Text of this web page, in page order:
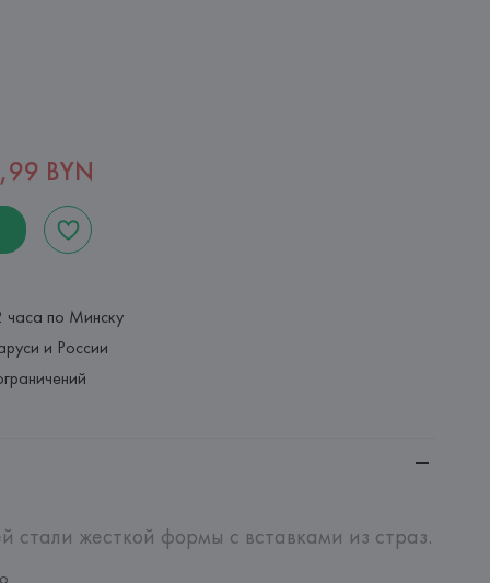
BYN
часа по Минску
и России
стали жесткой формы с вставками из страз.